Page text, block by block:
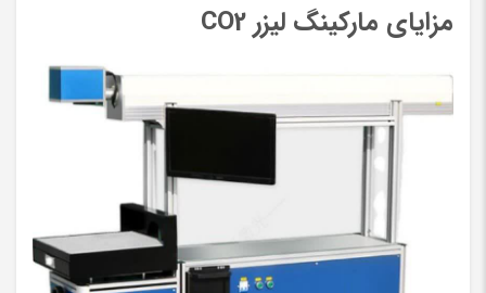
مزایای مارکینگ لیزر CO2